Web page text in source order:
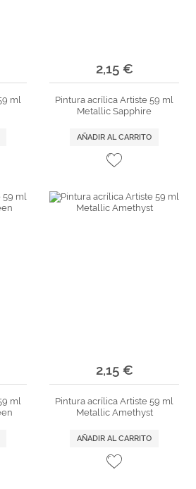
ml
2,15 €
Pintura acrílica Artiste 59 ml
Metallic Sapphire
AÑADIR AL CARRITO
ml
2,15 €
Pintura acrílica Artiste 59 ml
Metallic Amethyst
AÑADIR AL CARRITO